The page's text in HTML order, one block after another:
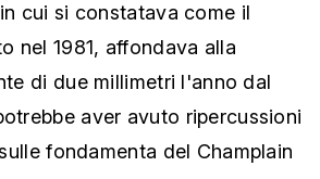
cui si constatava come il
nel 1981, affondava alla
di due millimetri l'anno dal
aver avuto ripercussioni
fondamenta del Champlain